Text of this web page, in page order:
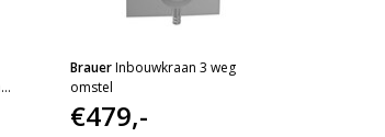
BrauerInbouwkraan 3 weg
omstel
€479,-